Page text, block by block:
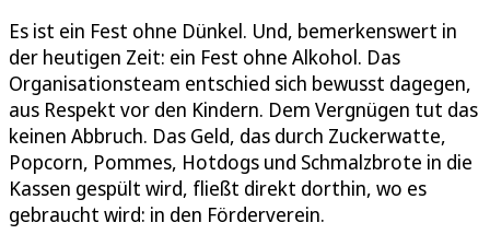
Es ist ein Fest ohne Dünkel. Und, bemerkenswert in
der heutigen Zeit: ein Fest ohne Alkohol. Das
Organisationsteam entschied sich bewusst dagegen,
aus Respekt vor den Kindern. Dem Vergnügen tut das
keinen Abbruch. Das Geld, das durch Zuckerwatte,
Popcorn, Pommes, Hotdogs und Schmalzbrote in die
Kassen gespült wird, fließt direkt dorthin, wo es
gebraucht wird: in den Förderverein.